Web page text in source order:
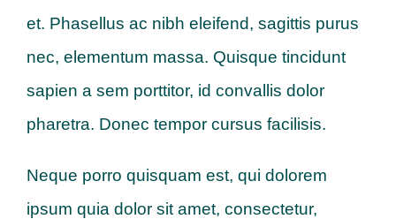
et. Phasellus ac nibh eleifend, sagittis purus
nec, elementum massa. Quisque tincidunt
sapien a sem porttitor, id convallis dolor
pharetra. Donec tempor cursus facilisis.
Neque porro quisquam est, qui dolorem
ipsum quia dolor sit amet, consectetur,